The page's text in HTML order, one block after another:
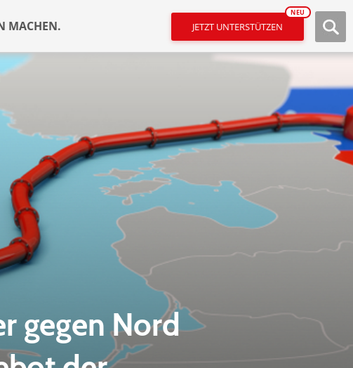
MACHEN. JETZT UNTERSTÜTZEN
NEU
gegen Nord